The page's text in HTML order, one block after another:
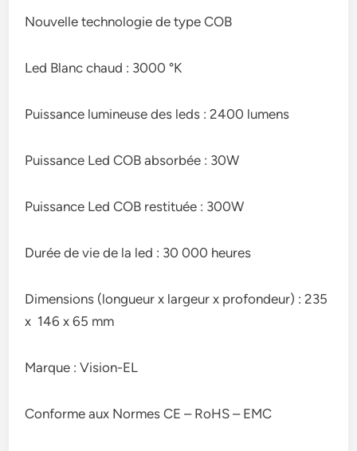
Nouvelle technologie de type COB
Led Blanc chaud : 3000 °K
Puissance lumineuse des leds : 2400 lumens
Puissance Led COB absorbée : 30W
Puissance Led COB restituée : 300W
Durée de vie de la led : 30 000 heures
Dimensions (longueur x largeur x profondeur) : 235
x 146 x 65 mm
Marque : Vision-EL
Conforme aux Normes CE – RoHS – EMC